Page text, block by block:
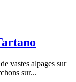
vastes alpages sur
sur...